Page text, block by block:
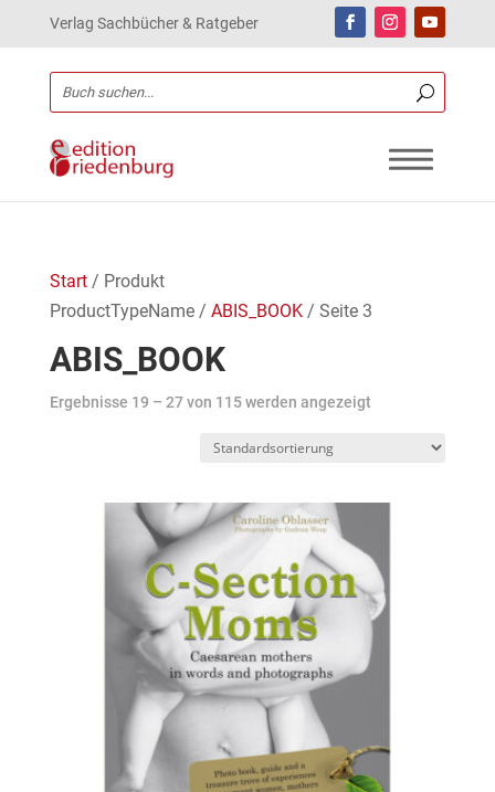
Verlag Sachbücher & Ratgeber
Start/ Produkt
ProductTypeName / ABIS_BOOK/ Seite 3
ABIS_BOOK
Ergebnisse 19 – 27 von 115 werden angezeigt